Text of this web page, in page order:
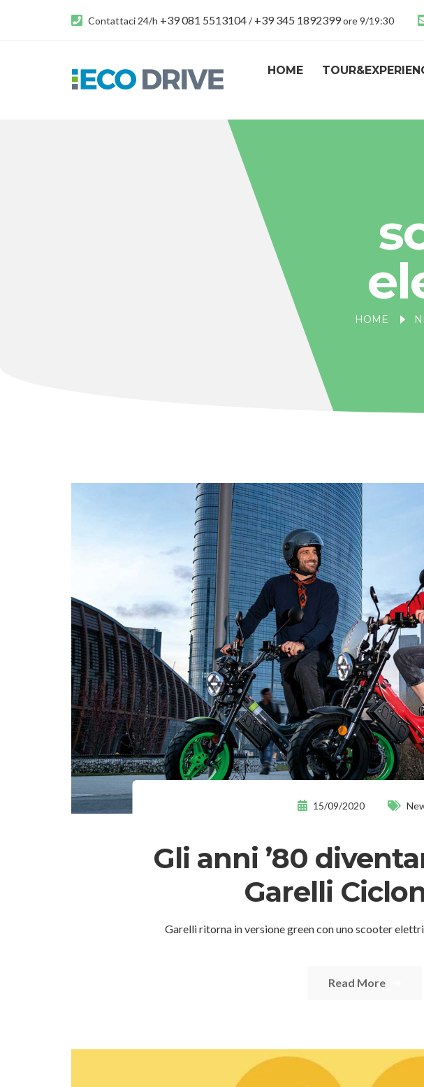
Contattaci 24/h +39 081 5513104/+39 345 1892399ore 9/19:30
HOME
HOME
15/09/2020
Gli anni ’80
Garelli
Garelli ritorna in versione green con uno scooter
Read More